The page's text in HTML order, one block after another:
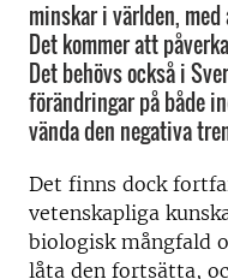
minskar i världen,
Det kommer att
Det behövs också i
förändringar på både
vända den negativa
Det finns dock
vetenskapliga
biologisk mångfald
låta den fortsätta,